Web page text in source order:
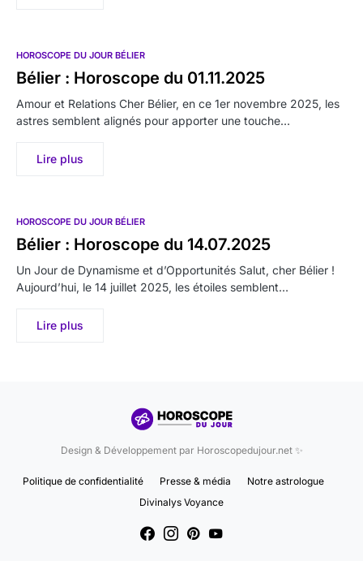
HOROSCOPE DU JOUR BÉLIER
Bélier : Horoscope du 01.11.2025
Amour et Relations Cher Bélier, en ce 1er novembre 2025, les
astres semblent alignés pour apporter une touche…
Lire plus
HOROSCOPE DU JOUR BÉLIER
Bélier : Horoscope du 14.07.2025
Un Jour de Dynamisme et d’Opportunités Salut, cher Bélier !
Aujourd’hui, le 14 juillet 2025, les étoiles semblent…
Lire plus
Design & Développement par Horoscopedujour.net ✨
Politique de confidentialité Presse & média
Notre astrologue
Divinalys Voyance